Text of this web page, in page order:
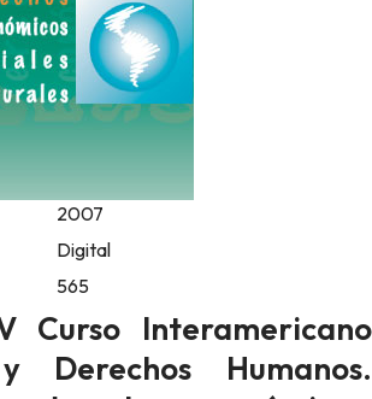
2007
Digital
565
Curso Interamericano
Derechos Humanos.